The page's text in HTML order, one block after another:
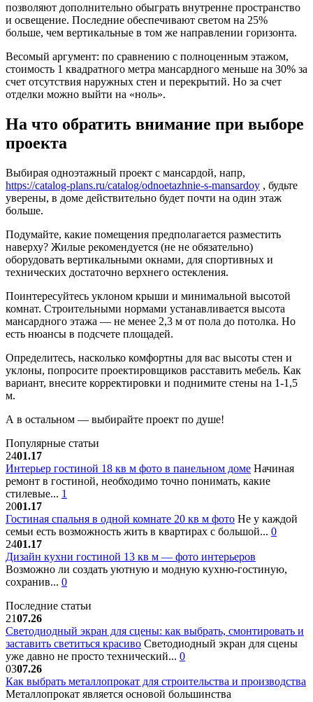
позволяют дополнительно обыграть внутренне пространство
и освещение. Последние обеспечивают светом на 25%
больше, чем вертикальные в том же направлении горизонта.
Весомый аргумент: по сравнению с полноценным этажом,
стоимость 1 квадратного метра мансардного меньше на 30% за
счет отсутствия наружных стен и перекрытий. Но за счет
отделки можно выйти на «ноль».
На что обратить внимание при выборе
проекта
Выбирая одноэтажный проект с мансардой, напр,
https://catalog-plans.ru/catalog/odnoetazhnie-s-mansardoy , будьте
уверены, в доме действительно будет почти на один этаж
больше.
Подумайте, какие помещения предполагается разместить
наверху? Жилые рекомендуется (не не обязательно)
оборудовать вертикальными окнами, для спортивных и
технических достаточно верхнего остекления.
Поинтересуйтесь уклоном крыши и минимальной высотой
комнат. Строительными нормами устанавливается высота
мансардного этажа — не менее 2,3 м от пола до потолка. Но
есть нюансы в подсчете площадей.
Определитесь, насколько комфортны для вас высоты стен и
уклоны, попросите проектировщиков расставить мебель. Как
вариант, внесите корректировки и поднимите стены на 1-1,5
м.
А в остальном — выбирайте проект по душе!
Популярные статьи
2401.17
Интерьер гостиной 18 кв м фото в панельном доме Начиная
ремонт в гостиной, необходимо точно понимать, какие
стилевые... 1
2001.17
Гостиная спальня в одной комнате 20 кв м фото Не у каждой
семьи есть возможность жить в квартирах с большой... 0
2401.17
Дизайн кухни гостиной 13 кв м — фото интерьеров
Возможно ли создать уютную и модную кухню-гостиную,
сохранив... 0
Последние статьи
2107.26
Светодиодный экран для сцены: как выбрать, смонтировать и
заставить светиться красиво Светодиодный экран для сцены
уже давно не просто технический... 0
0307.26
Как выбрать металлопрокат для строительства и производства
Металлопрокат является основой большинства